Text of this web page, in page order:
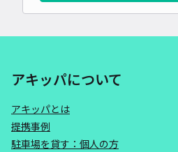
アキッパについて
アキッパとは
提携事例
駐車場を貸す：個人の方